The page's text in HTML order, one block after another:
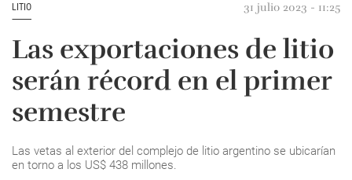
LITIO 31 julio 2023 - 11:25
Las exportaciones de litio
serán récord en el primer
semestre
Las vetas al exterior del complejo de litio argentino se ubicarían
en torno a los US$ 438 millones.